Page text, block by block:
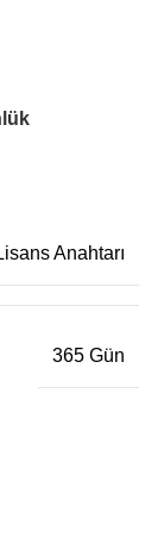
Anahtarı
365 Gün